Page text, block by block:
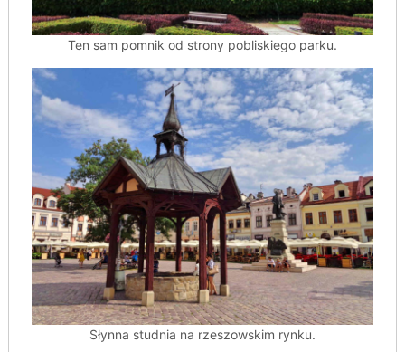
Ten sam pomnik od strony pobliskiego parku.
Słynna studnia na rzeszowskim rynku.